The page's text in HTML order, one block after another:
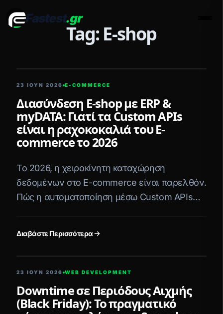
Fastest.gr
Tag: E-shop
23 ΙΟΥΝ 2026 E-COMMERCE
Διασύνδεση E-shop με ERP &
myDATA: Γιατί τα Custom APIs
είναι η ραχοκοκαλιά του E-
commerce το 2026
Το 2026, η χειροκίνητη καταχώρηση
δεδομένων στο E-commerce είναι παρελθόν.
Πώς η αυτοματοποίηση μέσω Custom APIs
myDATA της ΑΑΔΕ.
Διαβάστε Περισσότερα
23 ΙΟΥΝ 2026 WEB DEVELOPMENT
Downtime σε Περιόδους Αιχμής
(Black Friday): Το πραγματικό